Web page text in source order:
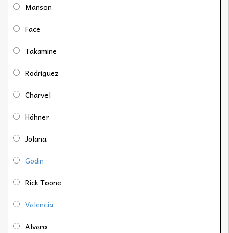
Manson
Face
Takamine
Rodriguez
Charvel
Höhner
Jolana
Godin
Rick Toone
Valencia
Alvaro